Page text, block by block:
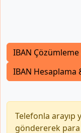
IBAN
IBAN Hesaplama
Telefonla arayıp
göndererek